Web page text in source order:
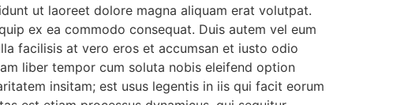
ut laoreet dolore magna aliquam erat volutpat.
ex ea commodo consequat. Duis autem vel eum
facilisis at vero eros et accumsan et iusto odio
liber tempor cum soluta nobis eleifend option
insitam; est usus legentis in iis qui facit eorum